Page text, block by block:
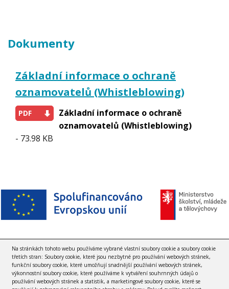
Dokumenty
Základní informace o ochraně
oznamovatelů (Whistleblowing)
PDF
Základní informace o ochraně
oznamovatelů (Whistleblowing)
- 73.98 KB
Na stránkách tohoto webu používáme vybrané vlastní soubory cookie a soubory cookie
třetích stran: Soubory cookie, které jsou nezbytné pro používání webových stránek,
funkční soubory cookie, které umožňují snadnější používání webových stránek,
výkonnostní soubory cookie, které používáme k vytváření souhrnných údajů o
používání webových stránek a statistik, a marketingové soubory cookie, které se